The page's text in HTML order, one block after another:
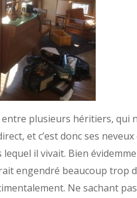
plusieurs héritiers, qui
et c’est donc ses
il vivait. Bien
engendré beaucoup trop
Ne sachant